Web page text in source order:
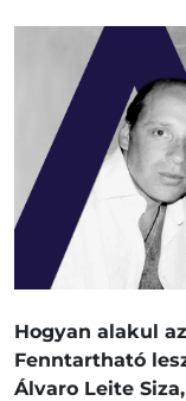
Hogyan alakul
Fenntartható
Álvaro Leite